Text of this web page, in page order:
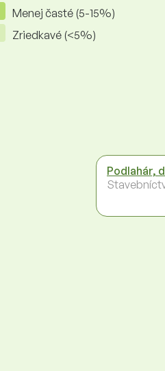
Menej časté (5-15%)
Zriedkavé (<5%)
Podlahár,